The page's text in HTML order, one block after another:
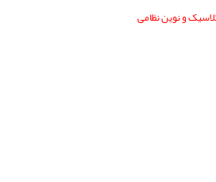
و نوین نظامی